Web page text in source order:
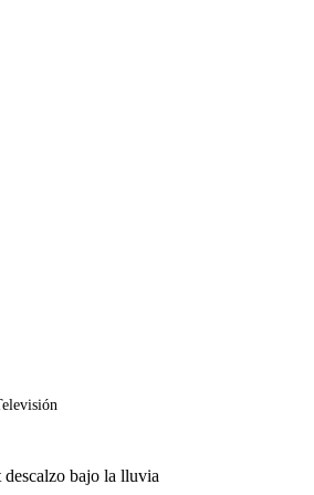
descalzo bajo la lluvia